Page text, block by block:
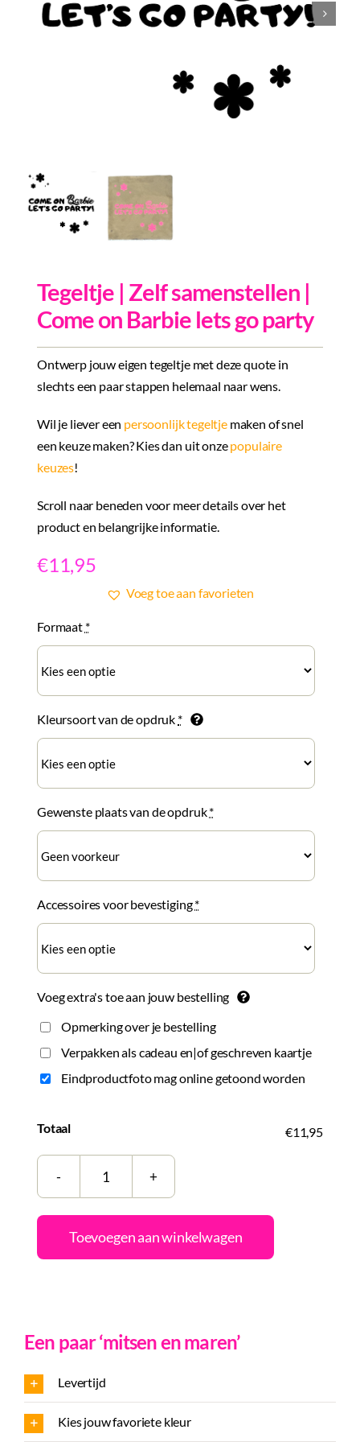
Inkopen
Contact
Overige
Tegeltje | Zelf samenstellen |
Come on Barbie lets go party
Ontwerp jouw eigen tegeltje met deze quote in
slechts een paar stappen helemaal naar wens.
Wil je liever een persoonlijk tegeltjemaken of snel
een keuze maken? Kies dan uit onzepopulaire
keuzes!
Scroll naar beneden voor meer details over het
product en belangrijke informatie.
€11,95
Voeg toe aan favorieten
Formaat *
Kleursoort van de opdruk *
Gewenste plaats van de opdruk*
Accessoires voor bevestiging*
Voeg extra's toe aan jouw bestelling
Opmerking over je bestelling
Verpakken als cadeau en|of geschreven kaartje
Eindproductfoto mag online getoond worden
Totaal €11,95
Tegeltje
Zelf
samenstellen
Barbie
party
Toevoegen aan winkelwagen
Een paar ‘mitsen en maren’
Levertijd
Kies jouw favoriete kleur